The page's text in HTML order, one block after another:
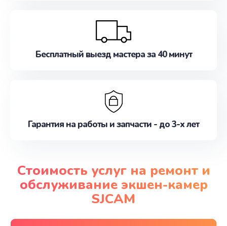
Бесплатный выезд мастера за 40 минут
Гарантия на работы и запчасти - до 3-х лет
Стоимость услуг на ремонт и
обслуживание экшен-камер
SJCAM